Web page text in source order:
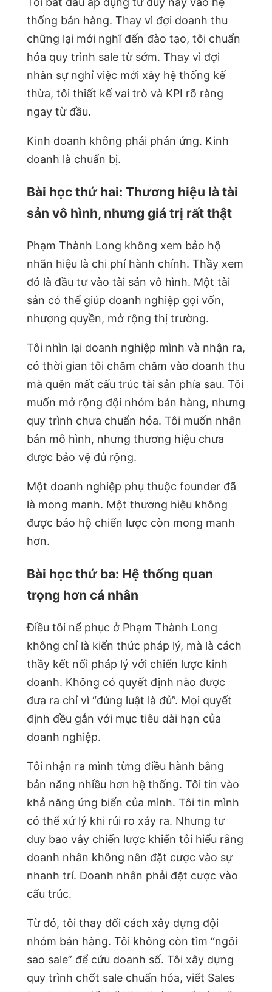
thống bán hàng. Thay vì đợi doanh thu
chững lại mới nghĩ đến đào tạo, tôi chuẩn
hóa quy trình sale từ sớm. Thay vì đợi
nhân sự nghỉ việc mới xây hệ thống kế
thừa, tôi thiết kế vai trò và KPI rõ ràng
ngay từ đầu.
Kinh doanh không phải phản ứng. Kinh
doanh là chuẩn bị.
Bài học thứ hai: Thương hiệu là tài
sản vô hình, nhưng giá trị rất thật
Phạm Thành Long không xem bảo hộ
nhãn hiệu là chi phí hành chính. Thầy xem
đó là đầu tư vào tài sản vô hình. Một tài
sản có thể giúp doanh nghiệp gọi vốn,
nhượng quyền, mở rộng thị trường.
Tôi nhìn lại doanh nghiệp mình và nhận ra,
có thời gian tôi chăm chăm vào doanh thu
mà quên mất cấu trúc tài sản phía sau. Tôi
muốn mở rộng đội nhóm bán hàng, nhưng
quy trình chưa chuẩn hóa. Tôi muốn nhân
bản mô hình, nhưng thương hiệu chưa
được bảo vệ đủ rộng.
Một doanh nghiệp phụ thuộc founder đã
là mong manh. Một thương hiệu không
được bảo hộ chiến lược còn mong manh
hơn.
Bài học thứ ba: Hệ thống quan
trọng hơn cá nhân
Điều tôi nể phục ở Phạm Thành Long
không chỉ là kiến thức pháp lý, mà là cách
thầy kết nối pháp lý với chiến lược kinh
doanh. Không có quyết định nào được
đưa ra chỉ vì “đúng luật là đủ”. Mọi quyết
định đều gắn với mục tiêu dài hạn của
doanh nghiệp.
Tôi nhận ra mình từng điều hành bằng
bản năng nhiều hơn hệ thống. Tôi tin vào
khả năng ứng biến của mình. Tôi tin mình
có thể xử lý khi rủi ro xảy ra. Nhưng tư
duy bao vây chiến lược khiến tôi hiểu rằng
doanh nhân không nên đặt cược vào sự
nhanh trí. Doanh nhân phải đặt cược vào
cấu trúc.
Từ đó, tôi thay đổi cách xây dựng đội
nhóm bán hàng. Tôi không còn tìm “ngôi
sao sale” để cứu doanh số. Tôi xây dựng
quy trình chốt sale chuẩn hóa, viết Sales